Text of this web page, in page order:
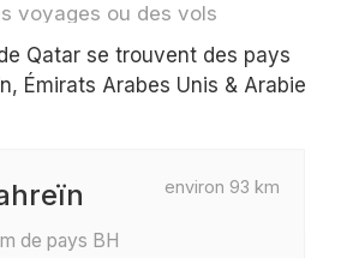
voyages ou des vols
Qatar se trouvent des pays
Émirats Arabes Unis & Arabie
environ 93 km
de pays BH